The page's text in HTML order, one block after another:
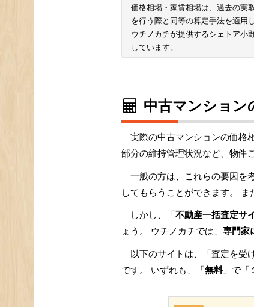
価格相場・家賃相場は、過去の実
を行う際と同等の算定手法を適用
ウチノカチが提供するシェトア小
しています。
中古マンション
実際の中古マンションの価格
部分の維持管理状況など、物件
一般の方は、これらの要因を
してもらうことができます。 ま
しかし、「不動産一括査定サ
ょう。 ウチノカチでは、 専門家
以下のサイトは、「査定を受
です。 いずれも、「無料」で「